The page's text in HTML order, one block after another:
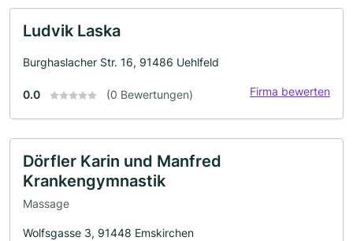
Ludvik Laska
Burghaslacher Str. 16, 91486 Uehlfeld
0.0 (0 Bewertungen) Firma bewerten
Dörfler Karin und Manfred
Krankengymnastik
Massage
Wolfsgasse 3, 91448 Emskirchen